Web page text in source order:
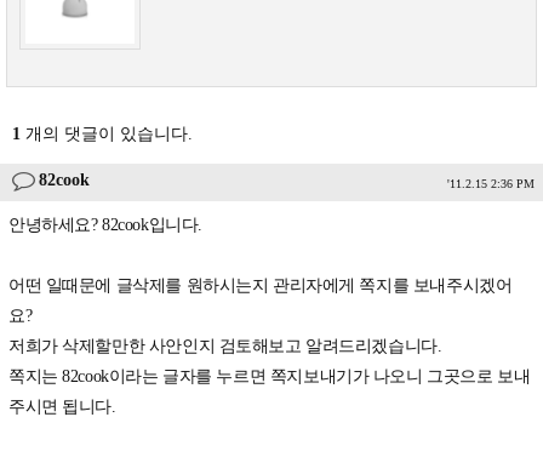
1 개의 댓글이 있습니다.
82cook '11.2.15 2:36 PM
안녕하세요? 82cook입니다.
어떤 일때문에 글삭제를 원하시는지 관리자에게 쪽지를 보내주시겠어
요?
저희가 삭제할만한 사안인지 검토해보고 알려드리겠습니다.
쪽지는 82cook이라는 글자를 누르면 쪽지보내기가 나오니 그곳으로 보내
주시면 됩니다.